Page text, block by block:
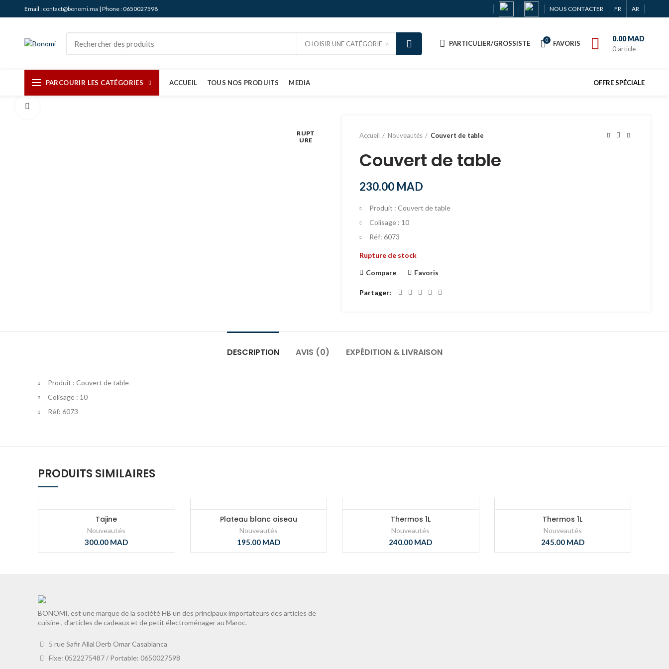
Email : contact@bonomi.ma | Phone : 0650027598 NOUS CONTACTER FR AR
CHOISIR UNE CATÉGORIE PARTICULIER/GROSSISTE 0 FAVORIS
0 article
0.00MAD
PARCOURIR LES CATÉGORIES ACCUEIL TOUS NOS PRODUITS MEDIA OFFRE SPÉCIALE
RUPT
URE
Accueil Nouveautés Couvert de table
Couvert de table
230.00 MAD
Produit : Couvert de table
Colisage : 10
Réf: 6073
Rupture de stock
Compare Favoris
Partager
DESCRIPTION AVIS (0) EXPÉDITION & LIVRAISON
Produit : Couvert de table
Colisage : 10
Réf: 6073
PRODUITS SIMILAIRES
Tajine
Nouveautés
300.00 MAD
Plateau blanc oiseau
Nouveautés
195.00 MAD
Thermos 1L
Nouveautés
240.00 MAD
Thermos 1L
Nouveautés
245.00 MAD
BONOMI, est une marque de la société HB un des principaux importateurs des articles de
cuisine , d’articles de cadeaux et de petit électroménager au Maroc.
5 rue Safir Allal Derb Omar Casablanca
Fixe: 0522275487 / Portable: 0650027598